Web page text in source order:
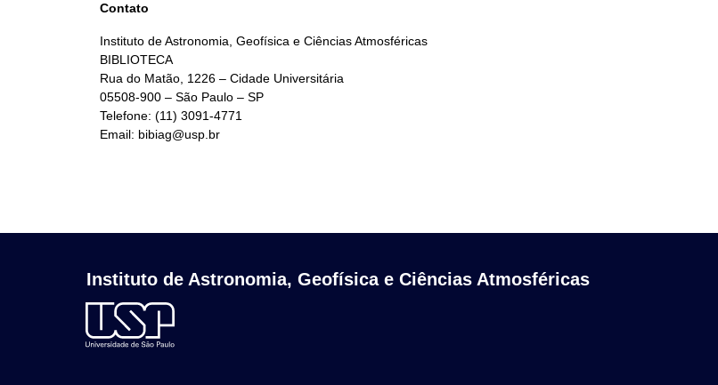
Contato
Instituto de Astronomia, Geofísica e Ciências Atmosféricas
BIBLIOTECA
Rua do Matão, 1226 – Cidade Universitária
05508-900 – São Paulo – SP
Telefone: (11) 3091-4771
Email: bibiag@usp.br
Instituto de Astronomia, Geofísica e Ciências Atmosféricas